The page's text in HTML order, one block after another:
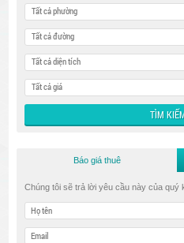
Tất cả phường
Tất cả đường
Tất cả diện tích
Tất cả giá
Báo giá thuê
Chúng tôi sẽ trả lời yêu cầu này của quý